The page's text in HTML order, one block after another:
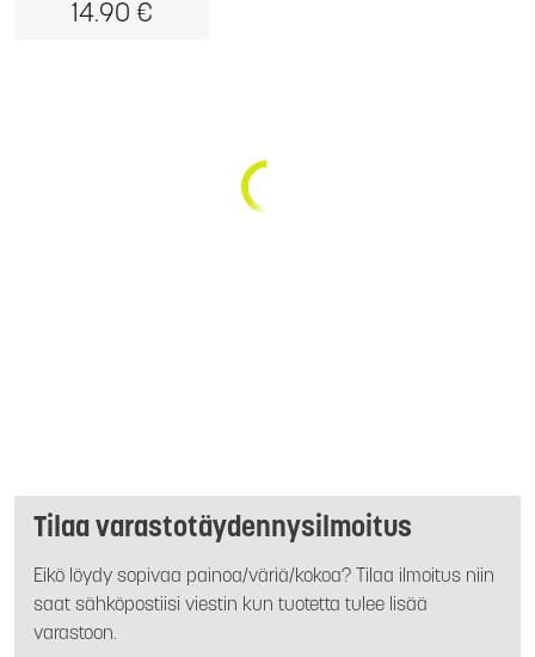
14.90 €
Tilaa varastotäydennysilmoitus
Eikö löydy sopivaa painoa/väriä/kokoa? Tilaa ilmoitus niin
saat sähköpostiisi viestin kun tuotetta tulee lisää
varastoon.